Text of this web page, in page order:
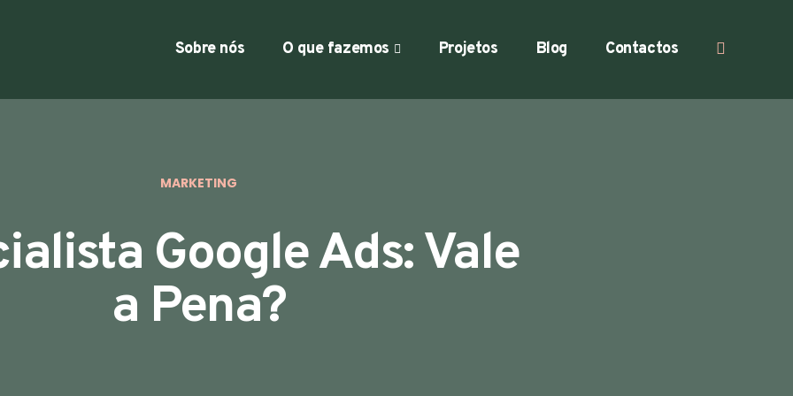
Sobre nós O que fazemos Projetos Blog Contactos
MARKETING
Google Ads: Vale
a Pena?